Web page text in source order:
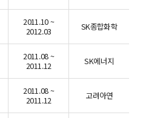
2011.10 ~
2012.03
SK종합화학
2011.08 ~
2011.12
SK에너지
2011.08 ~
2011.12
고려아연